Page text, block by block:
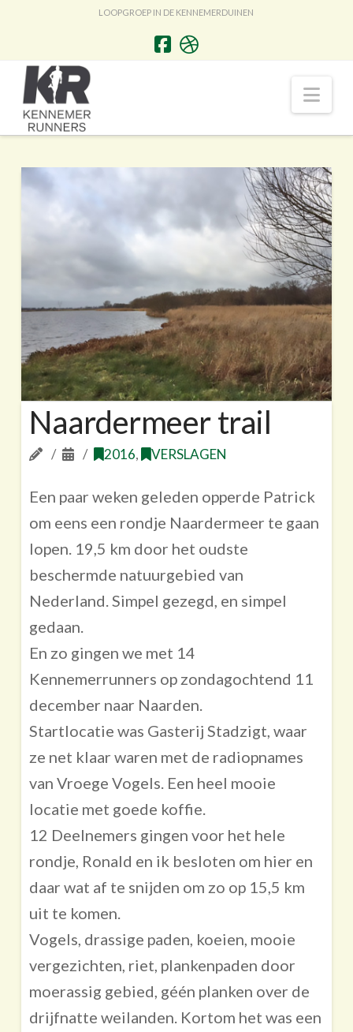
LOOPGROEP IN DE KENNEMERDUINEN
Naardermeer trail
2016, VERSLAGEN
Een paar weken geleden opperde Patrick
om eens een rondje Naardermeer te gaan
lopen. 19,5 km door het oudste
beschermde natuurgebied van
Nederland. Simpel gezegd, en simpel
gedaan.
En zo gingen we met 14
Kennemerrunners op zondagochtend 11
december naar Naarden.
Startlocatie was Gasterij Stadzigt, waar
ze net klaar waren met de radiopnames
van Vroege Vogels. Een heel mooie
locatie met goede koffie.
12 Deelnemers gingen voor het hele
rondje, Ronald en ik besloten om hier en
daar wat af te snijden om zo op 15,5 km
uit te komen.
Vogels, drassige paden, koeien, mooie
vergezichten, riet, plankenpaden door
moerassig gebied, géén planken over de
drijfnatte weilanden. Kortom het was een